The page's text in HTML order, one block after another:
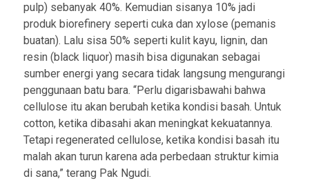
pulp) sebanyak 40%. Kemudian sisanya 10% jadi
produk biorefinery seperti cuka dan xylose (pemanis
buatan). Lalu sisa 50% seperti kulit kayu, lignin, dan
resin (black liquor) masih bisa digunakan sebagai
sumber energi yang secara tidak langsung mengurangi
penggunaan batu bara. “Perlu digarisbawahi bahwa
cellulose itu akan berubah ketika kondisi basah. Untuk
cotton, ketika dibasahi akan meningkat kekuatannya.
Tetapi regenerated cellulose, ketika kondisi basah itu
malah akan turun karena ada perbedaan struktur kimia
di sana,” terang Pak Ngudi.